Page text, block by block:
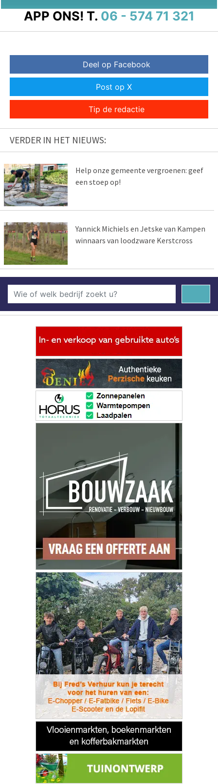
APP ONS! T. 06 - 574 71 321
Deel op Facebook
Post op X
Tip de redactie
VERDER IN HET NIEUWS:
Help onze gemeente vergroenen: geef
een stoep op!
Yannick Michiels en Jetske van Kampen
winnaars van loodzware Kerstcross